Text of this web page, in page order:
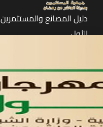
دليل المصانع والمستثمرين
الأول